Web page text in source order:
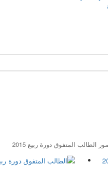
الطالب المتفوق دورة ربيع 2015